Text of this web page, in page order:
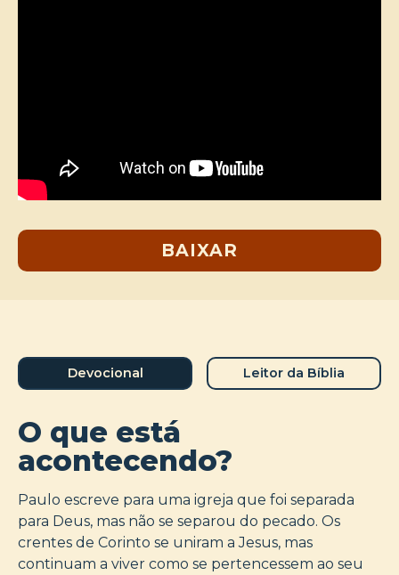
BAIXAR
Devocional Leitor da Bíblia
O que está
acontecendo?
Paulo escreve para uma igreja que foi separada
para Deus, mas não se separou do pecado. Os
crentes de Corinto se uniram a Jesus, mas
continuam a viver como se pertencessem ao seu